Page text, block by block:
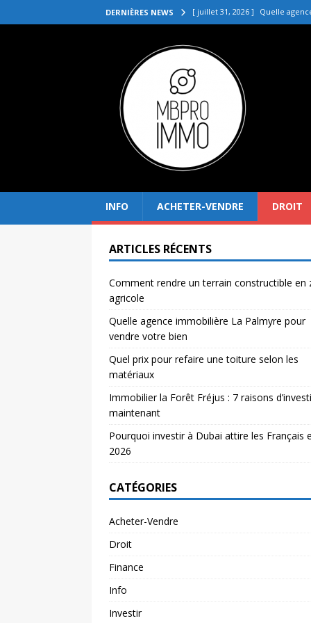
DERNIÈRES NEWS [ juillet 31, 2026 ] Quelle
[ juillet 27, 2026 ]
[ juillet 23, 2026 ]
[ juillet 19, 2026 ]
[ août 4, 2026 ]
INFO ACHETER-VENDRE DROIT
ARTICLES RÉCENTS
Comment rendre un terrain constructible en
agricole
Quelle agence immobilière La Palmyre pour
vendre votre bien
Quel prix pour refaire une toiture selon les
matériaux
Immobilier la Forêt Fréjus : 7 raisons
maintenant
Pourquoi investir à Dubai attire les Français
2026
CATÉGORIES
Acheter-Vendre
Droit
Finance
Info
Investir